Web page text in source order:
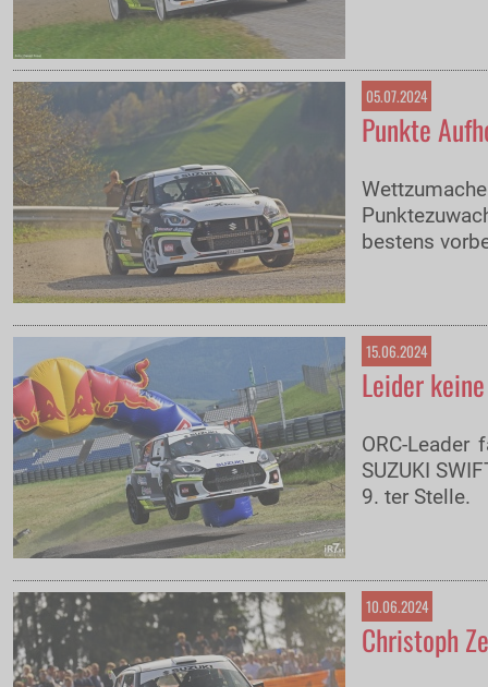
05.07.2024
Punkte
bestens
15.06.2024
Leider
ORC-
SUZUKI
9. ter Stelle.
10.06.2024
Christoph